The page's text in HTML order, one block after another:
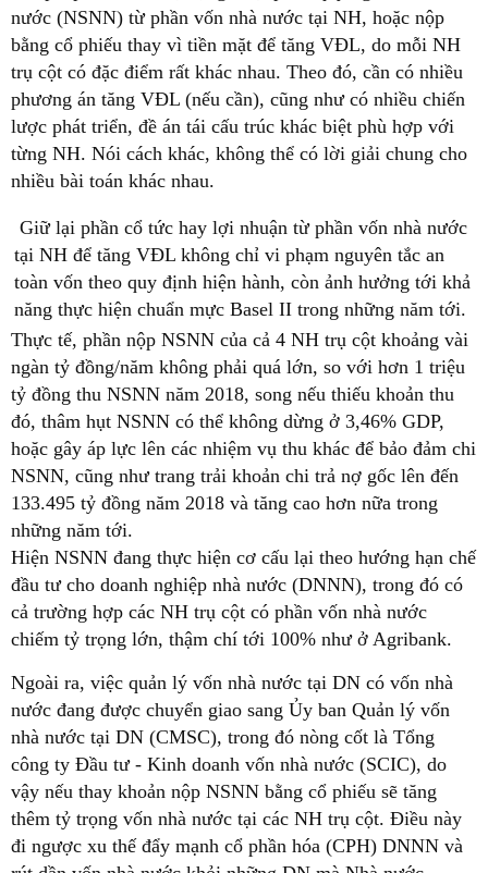
nước (NSNN) từ phần vốn nhà nước tại NH, hoặc nộp
bằng cổ phiếu thay vì tiền mặt để tăng VĐL, do mỗi NH
trụ cột có đặc điểm rất khác nhau. Theo đó, cần có nhiều
phương án tăng VĐL (nếu cần), cũng như có nhiều chiến
lược phát triển, đề án tái cấu trúc khác biệt phù hợp với
từng NH. Nói cách khác, không thể có lời giải chung cho
nhiều bài toán khác nhau.
Giữ lại phần cổ tức hay lợi nhuận từ phần vốn nhà nước
tại NH để tăng VĐL không chỉ vi phạm nguyên tắc an
toàn vốn theo quy định hiện hành, còn ảnh hưởng tới khả
năng thực hiện chuẩn mực Basel II trong những năm tới.
Thực tế, phần nộp NSNN của cả 4 NH trụ cột khoảng vài
ngàn tỷ đồng/năm không phải quá lớn, so với hơn 1 triệu
tỷ đồng thu NSNN năm 2018, song nếu thiếu khoản thu
đó, thâm hụt NSNN có thể không dừng ở 3,46% GDP,
hoặc gây áp lực lên các nhiệm vụ thu khác để bảo đảm chi
NSNN, cũng như trang trải khoản chi trả nợ gốc lên đến
133.495 tỷ đồng năm 2018 và tăng cao hơn nữa trong
những năm tới.
Hiện NSNN đang thực hiện cơ cấu lại theo hướng hạn chế
đầu tư cho doanh nghiệp nhà nước (DNNN), trong đó có
cả trường hợp các NH trụ cột có phần vốn nhà nước
chiếm tỷ trọng lớn, thậm chí tới 100% như ở Agribank.
Ngoài ra, việc quản lý vốn nhà nước tại DN có vốn nhà
nước đang được chuyển giao sang Ủy ban Quản lý vốn
nhà nước tại DN (CMSC), trong đó nòng cốt là Tổng
công ty Đầu tư - Kinh doanh vốn nhà nước (SCIC), do
vậy nếu thay khoản nộp NSNN bằng cổ phiếu sẽ tăng
thêm tỷ trọng vốn nhà nước tại các NH trụ cột. Điều này
đi ngược xu thế đẩy mạnh cổ phần hóa (CPH) DNNN và